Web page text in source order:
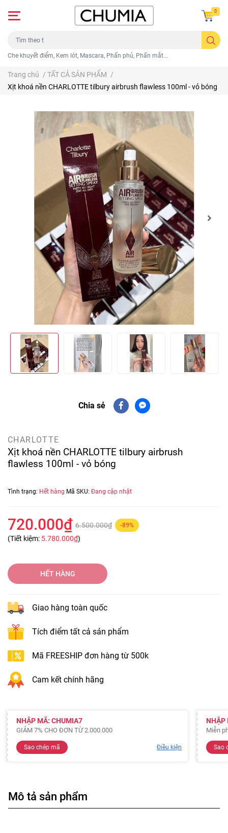
Che khuyết điểm, Kem lót, Mascara, Phấn phủ, Phấn mắt...
0
Trang chủ / TẤT CẢ SẢN PHẨM /
Xịt khoá nền CHARLOTTE tilbury airbrush flawless 100ml - vỏ bóng
Chia sẻ
CHARLOTTE
Xịt khoá nền CHARLOTTE tilbury airbrush
flawless 100ml - vỏ bóng
Tình trạng: Hết hàng Mã SKU: Đang cập nhật
720.000₫ 6.500.000₫ -89%
(Tiết kiệm: 5.780.000₫)
HẾT HÀNG
Giao hàng toàn quốc
Tích điểm tất cả sản phẩm
Mã FREESHIP đơn hàng từ 500k
Cam kết chính hãng
NHẬP MÃ: CHUMIA7
GIẢM 7% CHO ĐƠN TỪ 2.000.000
Sao chép mã Điều kiện
NHẬP
Miễn
Sao
Mô tả sản phẩm